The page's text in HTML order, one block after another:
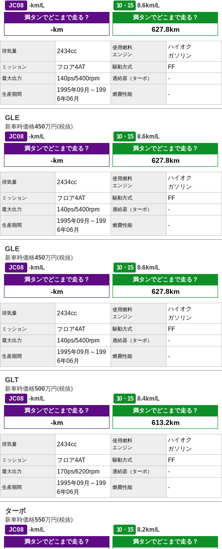
JC08
-km/L 10・15
8.6km/L
満タンでどこまで走る？
-km
満タンでどこまで走る？
627.8km
排気量 2434cc
使用燃料
エンジン
ハイオク
ガソリン
ミッション フロア4AT 駆動方式 FF
最大出力 140ps/5400rpm 過給器（ターボ） -
生産期間
1995年09月～199
6年06月
燃費性能 -
GLE
新車時価格450万円(税抜)
JC08
-km/L 10・15
8.6km/L
満タンでどこまで走る？
-km
満タンでどこまで走る？
627.8km
排気量 2434cc
使用燃料
エンジン
ハイオク
ガソリン
ミッション フロア4AT 駆動方式 FF
最大出力 140ps/5400rpm 過給器（ターボ） -
生産期間
1995年09月～199
6年06月
燃費性能 -
GLE
新車時価格450万円(税抜)
JC08
-km/L 10・15
8.6km/L
満タンでどこまで走る？
-km
満タンでどこまで走る？
627.8km
排気量 2434cc
使用燃料
エンジン
ハイオク
ガソリン
ミッション フロア4AT 駆動方式 FF
最大出力 140ps/5400rpm 過給器（ターボ） -
生産期間
1995年09月～199
6年06月
燃費性能 -
GLT
新車時価格500万円(税抜)
JC08
-km/L 10・15
8.4km/L
満タンでどこまで走る？
-km
満タンでどこまで走る？
613.2km
排気量 2434cc
使用燃料
エンジン
ハイオク
ガソリン
ミッション フロア4AT 駆動方式 FF
最大出力 170ps/6200rpm 過給器（ターボ） -
生産期間
1995年09月～199
6年06月
燃費性能 -
ターボ
新車時価格550万円(税抜)
JC08
-km/L 10・15
8.2km/L
満タンでどこまで走る？
満タンでどこまで走る？